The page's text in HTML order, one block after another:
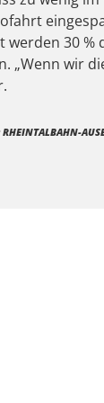
werden 30
„Wenn wir